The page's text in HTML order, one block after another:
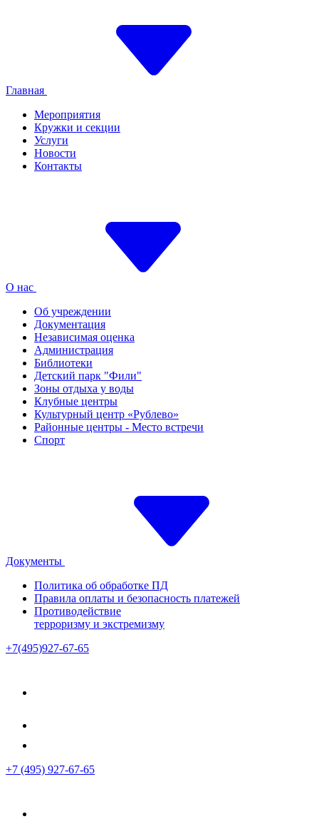
Главная
Мероприятия
Кружки и секции
Услуги
Новости
Контакты
О нас
Об учреждении
Документация
Независимая оценка
Администрация
Библиотеки
Детский парк "Фили"
Зоны отдыха у воды
Клубные центры
Культурный центр «Рублево»
Районные центры - Место встречи
Спорт
Документы
Политика об обработке ПД
Правила оплаты и безопасность платежей
Противодействие
терроризму и экстремизму
+7(495)927-67-65
+7 (495) 927-67-65